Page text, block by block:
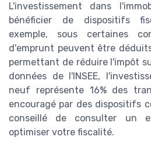
L'investissement dans
bénéficier de dispositifs
exemple, sous certaines
d'emprunt peuvent être
permettant de réduire l'impôt
données de l'INSEE,
neuf représente 16% des
encouragé par des dispositifs
conseillé de consulter un
optimiser votre fiscalité.